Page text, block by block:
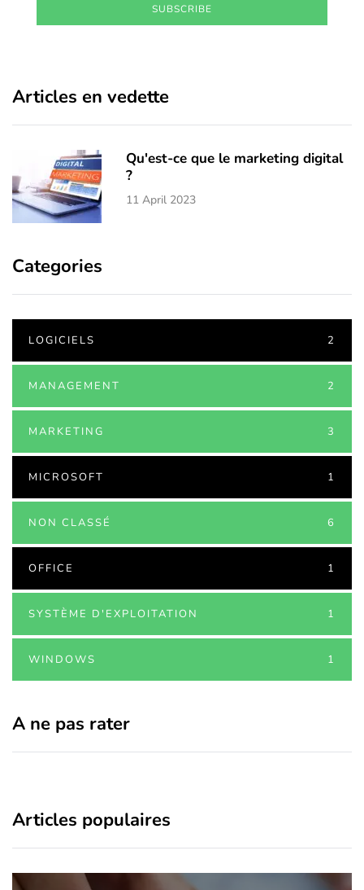
SUBSCRIBE
Articles en vedette
Qu'est-ce que le marketing digital
?
11 April 2023
Categories
LOGICIELS 2
MANAGEMENT 2
MARKETING 3
MICROSOFT 1
NON CLASSÉ 6
OFFICE 1
SYSTÈME D'EXPLOITATION 1
WINDOWS 1
A ne pas rater
Articles populaires